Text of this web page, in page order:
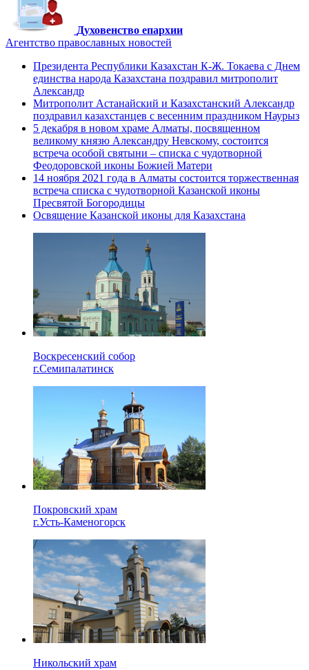
Духовенство епархии
Агентство православных новостей
Президента Республики Казахстан К-Ж. Токаева с Днем
единства народа Казахстана поздравил митрополит
Александр
Митрополит Астанайский и Казахстанский Александр
поздравил казахстанцев с весенним праздником Наурыз
5 декабря в новом храме Алматы, посвященном
великому князю Александру Невскому, состоится
встреча особой святыни – списка с чудотворной
Феодоровской иконы Божией Матери
14 ноября 2021 года в Алматы состоится торжественная
встреча списка с чудотворной Казанской иконы
Пресвятой Богородицы
Освящение Казанской иконы для Казахстана
Воскресенский собор
г.Семипалатинск
Покровский храм
г.Усть-Каменогорск
Никольский храм